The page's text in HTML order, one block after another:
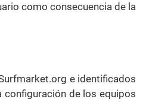
como consecuencia de la
e identificados
configuración de los equipos